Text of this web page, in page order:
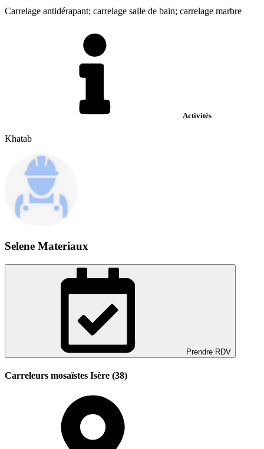
Carrelage antidérapant; carrelage salle de bain; carrelage marbre
Activités
Khatab
Selene Materiaux
Prendre RDV
Carreleurs mosaïstes Isère (38)